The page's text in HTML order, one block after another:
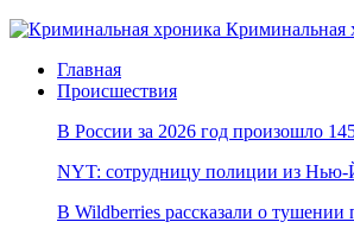
Криминальная
Главная
Происшествия
В России за 2026 год произошло
NYT: сотрудницу полиции из
В Wildberries рассказали о